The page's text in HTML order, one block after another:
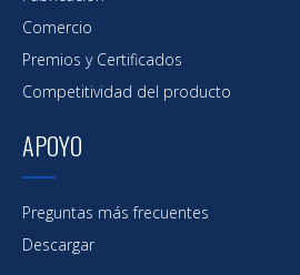
Comercio
Premios y Certificados
Competitividad del producto
APOYO
Preguntas más frecuentes
Descargar